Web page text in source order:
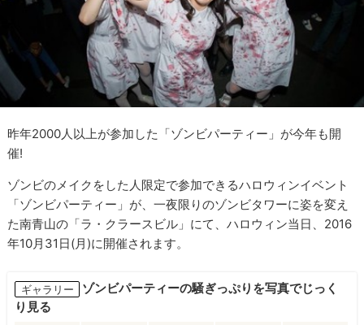
昨年2000人以上が参加した「ゾンビパーティー」が今年も開
催!
ゾンビのメイクをした人限定で参加できるハロウィンイベント
「ゾンビパーティー」が、一夜限りのゾンビタワーに姿を変え
た南青山の「ラ・クラースビル」にて、ハロウィン当日、2016
年10月31日(月)に開催されます。
ギャラリー
ゾンビパーティーの騒ぎっぷりを写真でじっく
り見る